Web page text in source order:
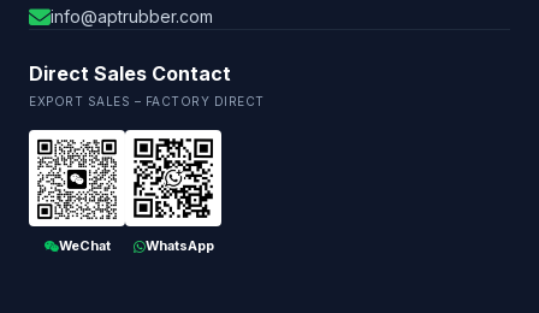
info@aptrubber.com
Direct Sales Contact
EXPORT SALES – FACTORY DIRECT
WeChat WhatsApp